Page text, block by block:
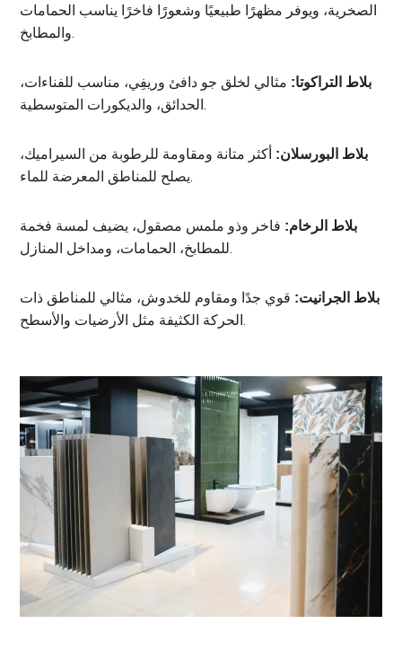
الصخرية، ويوفر مظهرًا طبيعيًا وشعورًا فاخرًا يناسب الحمامات
والمطابخ.
بلاط التراكوتا: مثالي لخلق جو دافئ وريفِي، مناسب للفناءات،
الحدائق، والديكورات المتوسطية.
بلاط البورسلان: أكثر متانة ومقاومة للرطوبة من السيراميك،
يصلح للمناطق المعرضة للماء.
بلاط الرخام: فاخر وذو ملمس مصقول، يضيف لمسة فخمة
للمطابخ، الحمامات، ومداخل المنازل.
بلاط الجرانيت: قوي جدًا ومقاوم للخدوش، مثالي للمناطق ذات
الحركة الكثيفة مثل الأرضيات والأسطح.